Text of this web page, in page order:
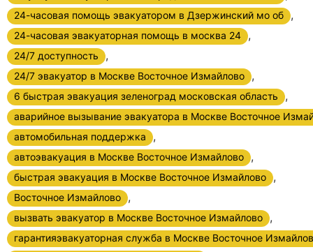
24-часовая помощь эвакуатором в Дзержинский мо об ,
24-часовая эвакуаторная помощь в москва 24 ,
24/7 доступность ,
24/7 эвакуатор в Москве Восточное Измайлово ,
6 быстрая эвакуация зеленоград московская область ,
аварийное вызывание эвакуатора в Москве Восточное
автомобильная поддержка
,
автоэвакуация в Москве Восточное Измайлово ,
быстрая эвакуация в Москве Восточное Измайлово ,
Восточное Измайлово ,
вызвать эвакуатор в Москве Восточное Измайлово ,
гарантияэвакуаторная служба в Москве Восточное